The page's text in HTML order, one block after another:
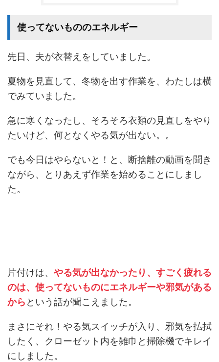
使ってないもののエネルギー
先日、夫が衣替えをしていました。
夏物を見直して、冬物を出す作業を、わたしは横
でみていました。
急に寒くなったし、そろそろ衣類の見直しをやり
たいけど、何となくやる気が出ない。。
でも今日はやらないと！と、断捨離の動画を聞き
ながら、とりあえず作業を始めることにしまし
た。
片付けは、 やる気が出なかったり、すごく疲れる
のは、使ってないものにエネルギーや邪気がある
から という話が聞こえました。
まさにそれ！やる気スイッチが入り、邪気を払拭
したく、クローゼット内を雑巾と掃除機でキレイ
にしました。